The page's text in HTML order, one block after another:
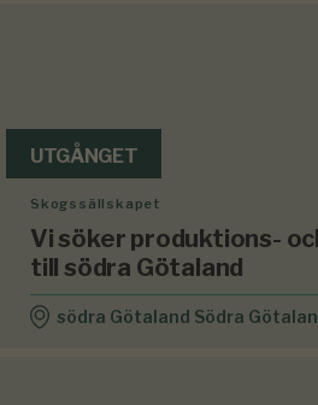
UTGÅNGET
Skogssällskapet
Vi söker produktions-
till södra Götaland
södra Götaland Södra